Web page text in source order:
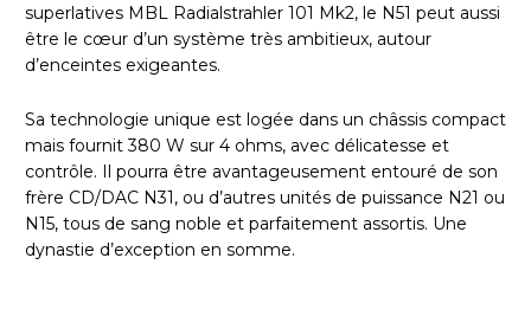
superlatives MBL Radialstrahler 101 Mk2, le N51 peut aussi
être le cœur d’un système très ambitieux, autour
d’enceintes exigeantes.
Sa technologie unique est logée dans un châssis compact
mais fournit 380 W sur 4 ohms, avec délicatesse et
contrôle. Il pourra être avantageusement entouré de son
frère CD/DAC N31, ou d’autres unités de puissance N21 ou
N15, tous de sang noble et parfaitement assortis. Une
dynastie d’exception en somme.